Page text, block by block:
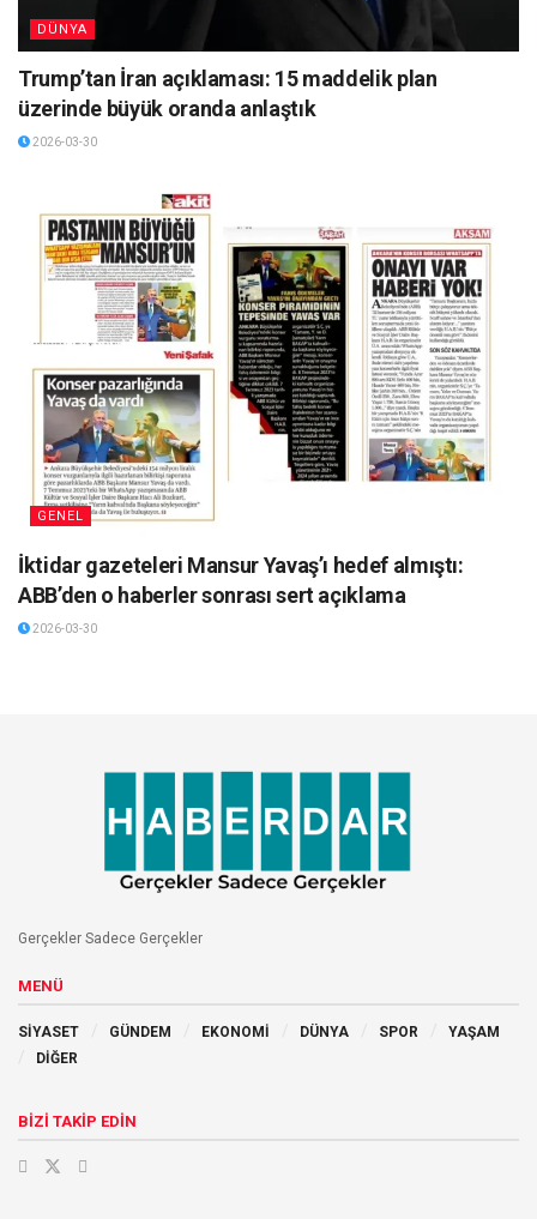
DÜNYA
Trump’tan İran açıklaması: 15 maddelik plan
üzerinde büyük oranda anlaştık
2026-03-30
GENEL
İktidar gazeteleri Mansur Yavaş’ı hedef almıştı:
ABB’den o haberler sonrası sert açıklama
2026-03-30
Gerçekler Sadece Gerçekler
MENÜ
SİYASET GÜNDEM EKONOMİ DÜNYA SPOR
YAŞAM
DİĞER
BİZİ TAKİP EDİN